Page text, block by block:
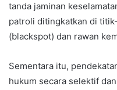
tanda jaminan
patroli ditingkatkan di
(blackspot) dan rawan
Sementara itu,
hukum secara selektif